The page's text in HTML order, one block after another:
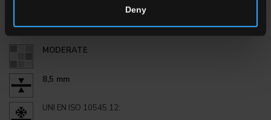
Deny
MODERATE
8,5 mm
UNI EN ISO 10545.12: